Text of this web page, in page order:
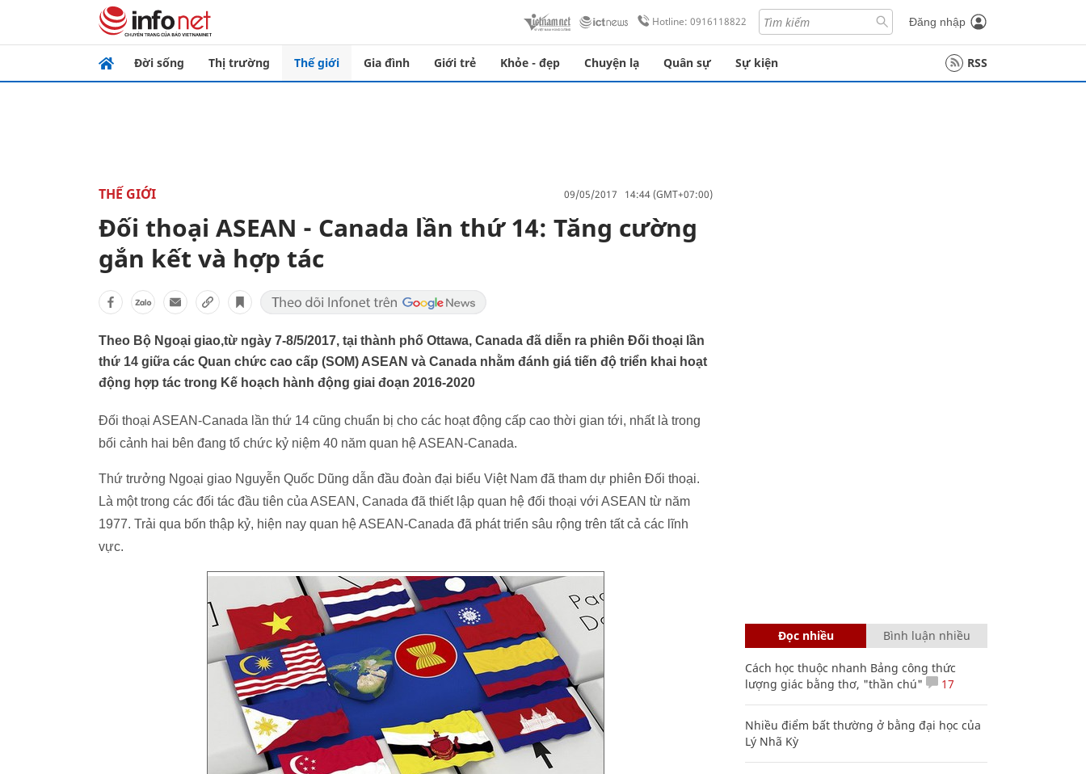
Hotline: 0916118822 Đăng nhập
Đời sống Thị trường Thế giới Gia đình Giới trẻ Khỏe - đẹp Chuyện lạ Quân sự Sự kiện RSS
THẾ GIỚI 09/05/2017 14:44 (GMT+07:00)
Đối thoại ASEAN - Canada lần thứ 14: Tăng cường
gắn kết và hợp tác
Theo Bộ Ngoại giao,từ ngày 7-8/5/2017, tại thành phố Ottawa, Canada đã diễn ra phiên Đối thoại lần
thứ 14 giữa các Quan chức cao cấp (SOM) ASEAN và Canada nhằm đánh giá tiến độ triển khai hoạt
động hợp tác trong Kế hoạch hành động giai đoạn 2016-2020
Đối thoại ASEAN-Canada lần thứ 14 cũng chuẩn bị cho các hoạt động cấp cao thời gian tới, nhất là trong
bối cảnh hai bên đang tổ chức kỷ niệm 40 năm quan hệ ASEAN-Canada.
Thứ trưởng Ngoại giao Nguyễn Quốc Dũng dẫn đầu đoàn đại biểu Việt Nam đã tham dự phiên Đối thoại.
Là một trong các đối tác đầu tiên của ASEAN, Canada đã thiết lập quan hệ đối thoại với ASEAN từ năm
1977. Trải qua bốn thập kỷ, hiện nay quan hệ ASEAN-Canada đã phát triển sâu rộng trên tất cả các lĩnh
vực.
Đọc nhiều Bình luận nhiều
Cách học thuộc nhanh Bảng công thức
lượng giác bằng thơ, "thần chú"
17
Nhiều điểm bất thường ở bằng đại học của
Lý Nhã Kỳ